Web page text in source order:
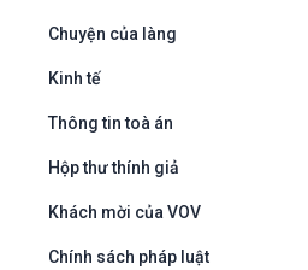
Chuyện của làng
Kinh tế
Thông tin toà án
Hộp thư thính giả
Khách mời của VOV
Chính sách pháp luật